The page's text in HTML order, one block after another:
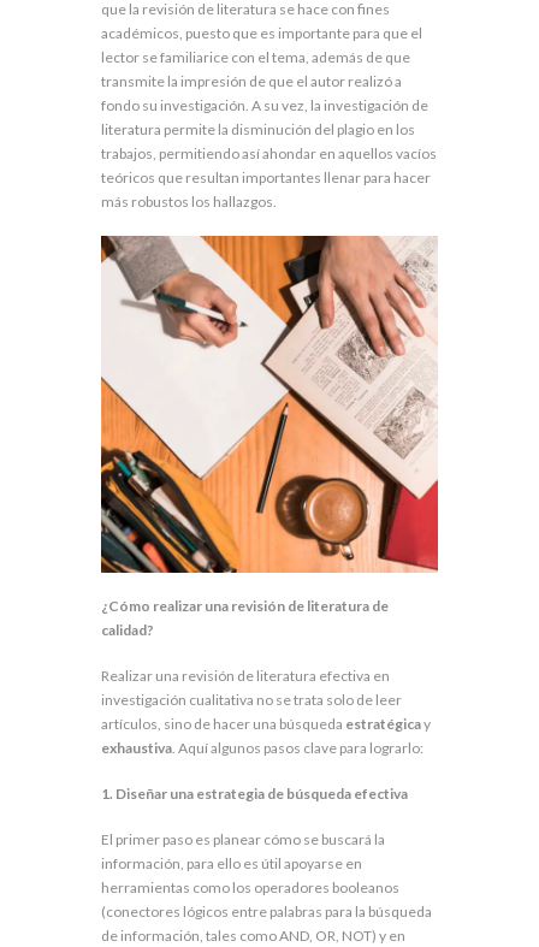
que la revisión de literatura se hace con fines
académicos, puesto que es importante para que el
lector se familiarice con el tema, además de que
transmite la impresión de que el autor realizó a
fondo su investigación. A su vez, la investigación de
literatura permite la disminución del plagio en los
trabajos, permitiendo así ahondar en aquellos vacíos
teóricos que resultan importantes llenar para hacer
más robustos los hallazgos.
¿Cómo realizar una revisión de literatura de
calidad?
Realizar una revisión de literatura efectiva en
investigación cualitativa no se trata solo de leer
artículos, sino de hacer una búsqueda estratégicay
exhaustiva. Aquí algunos pasos clave para lograrlo:
1. Diseñar una estrategia de búsqueda efectiva
El primer paso es planear cómo se buscará la
información, para ello es útil apoyarse en
herramientas como los operadores booleanos
(conectores lógicos entre palabras para la búsqueda
de información, tales como AND, OR, NOT) y en